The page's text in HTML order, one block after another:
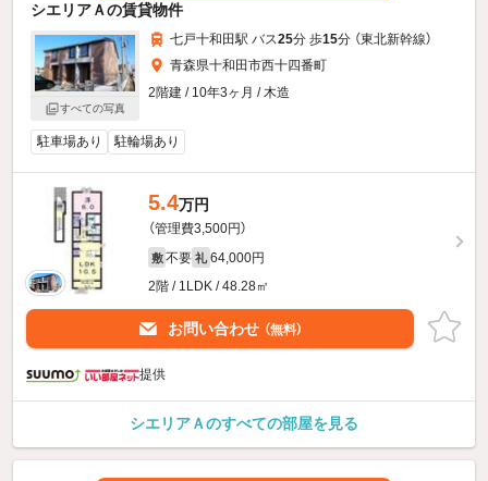
シエリアＡの賃貸物件
すべての写真
七戸十和田駅 バス25分 歩15分 （東北新幹線）
青森県十和田市西十四番町
2階建 / 10年3ヶ月 / 木造
駐車場あり 駐輪場あり
5.4万円
（管理費3,500円）
敷 不要 礼 64,000円
2階 / 1LDK / 48.28㎡
お問い合わせ （無料）
提供
シエリアＡのすべての部屋を見る